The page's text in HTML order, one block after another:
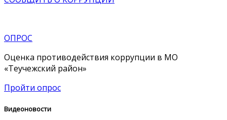
ОПРОС
Оценка противодействия коррупции в МО
«Теучежский район»
Пройти опрос
Видеоновости